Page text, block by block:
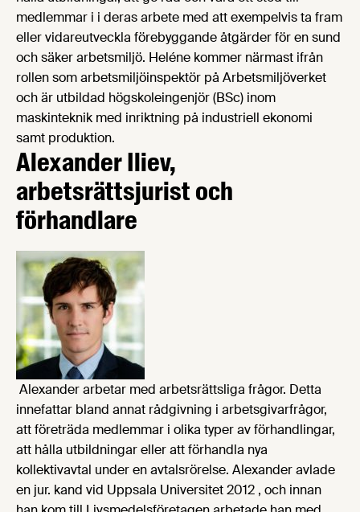
medlemmar i i deras arbete med att exempelvis ta fram
eller vidareutveckla förebyggande åtgärder för en sund
och säker arbetsmiljö. Heléne kommer närmast ifrån
rollen som arbetsmiljöinspektör på Arbetsmiljöverket
och är utbildad högskoleingenjör (BSc) inom
maskinteknik med inriktning på industriell ekonomi
samt produktion.
Alexander Iliev,
arbetsrättsjurist och
förhandlare
Alexander arbetar med arbetsrättsliga frågor. Detta
innefattar bland annat rådgivning i arbetsgivarfrågor,
att företräda medlemmar i olika typer av förhandlingar,
att hålla utbildningar eller att förhandla nya
kollektivavtal under en avtalsrörelse. Alexander avlade
en jur. kand vid Uppsala Universitet 2012 , och innan